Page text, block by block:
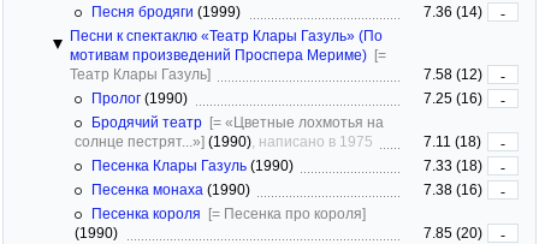
Песня бродяги (1999) 7.36 (14)
-
Песни к спектаклю «Театр Клары Газуль» (По
мотивам произведений Проспера Мериме) [=
Театр Клары Газуль]
7.58 (12)
-
Пролог (1990) 7.25 (16)
-
Бродячий театр [= «Цветные лохмотья на
солнце пестрят...»] (1990) , написано в 1975 7.11 (18)
-
Песенка Клары Газуль (1990) 7.33 (18)
-
Песенка монаха (1990) 7.38 (16)
-
Песенка короля [= Песенка про короля]
(1990)
7.85 (20)
-